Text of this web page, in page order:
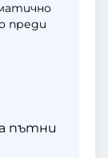
преди
пътни